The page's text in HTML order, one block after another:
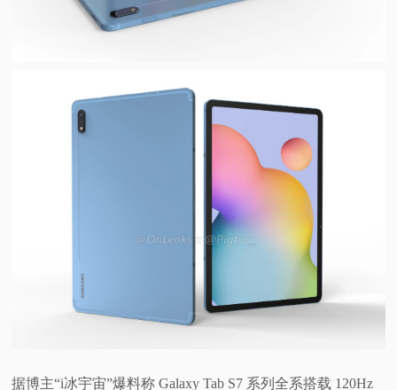
据博主“i冰宇宙”爆料称 Galaxy Tab S7 系列全系搭载 120Hz